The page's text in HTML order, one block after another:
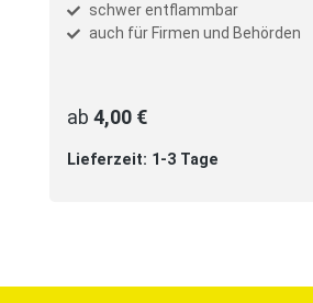
schwer entflammbar
auch für Firmen und Behörden
ab 4,00 €
Lieferzeit: 1-3 Tage